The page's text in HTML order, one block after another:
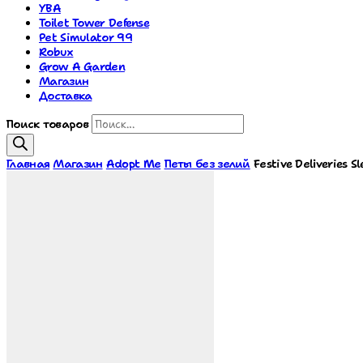
YBA
Toilet Tower Defense
Pet Simulator 99
Robux
Grow A Garden
Магазин
Доставка
Поиск товаров
Главная Магазин Adopt Me Петы без зелий Festive Deliveries